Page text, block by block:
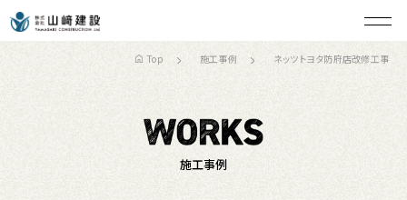
Top 施工事例 ネッツトヨタ防府店改修工事
施工事例